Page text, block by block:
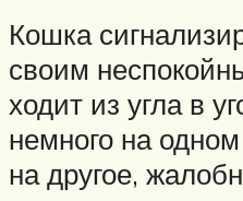
Кошка
своим
ходит из угла в
немного на
на другое,